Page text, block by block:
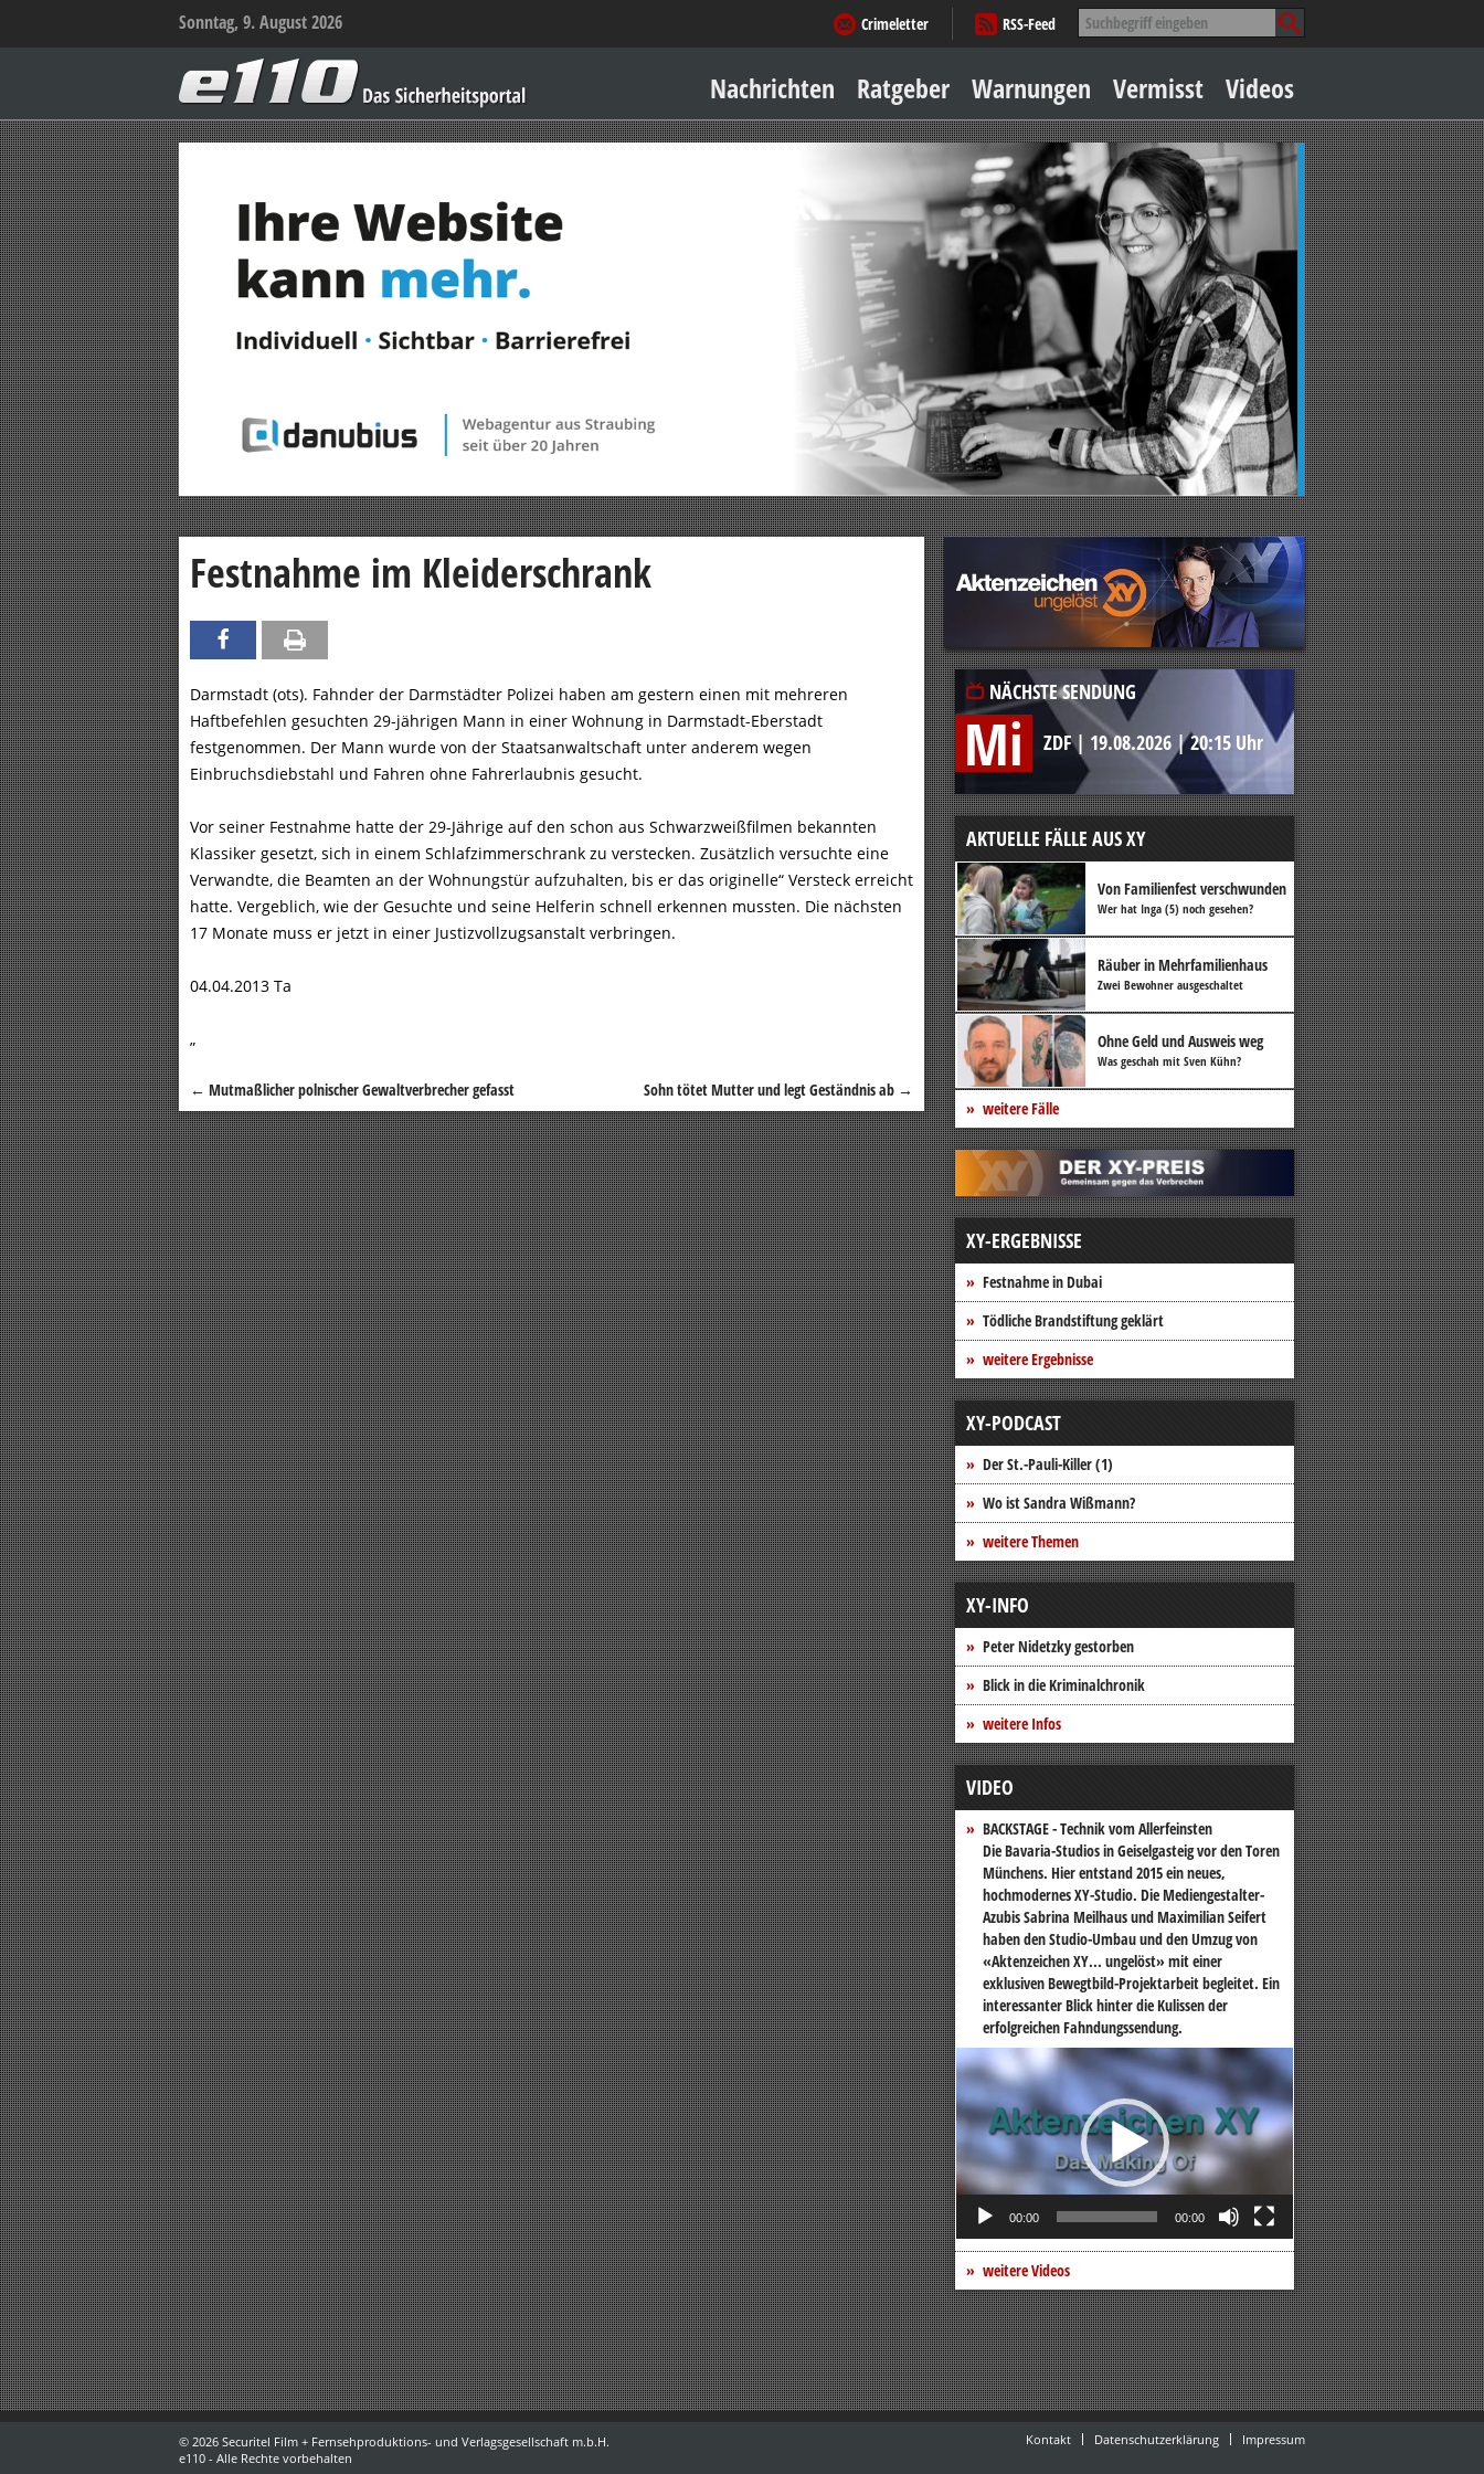
Sonntag, 9. August 2026 Suche
nach:
Crimeletter
RSS-Feed
–
Das
Sicherheitsportal
Inhalt
springen
Nachrichten Ratgeber
Sicher zu Hause
Geld & Einkauf
Amore & mehr
Mobiles Leben
Arbeitsleben
Warnungen Vermisst Videos
Festnahme im Kleiderschrank
Darmstadt (ots). Fahnder der Darmstädter Polizei haben am gestern einen mit mehreren
Haftbefehlen gesuchten 29-jährigen Mann in einer Wohnung in Darmstadt-Eberstadt
festgenommen. Der Mann wurde von der Staatsanwaltschaft unter anderem wegen
Einbruchsdiebstahl und Fahren ohne Fahrerlaubnis gesucht.
Vor seiner Festnahme hatte der 29-Jährige auf den schon aus Schwarzweißfilmen bekannten
Klassiker gesetzt, sich in einem Schlafzimmerschrank zu verstecken. Zusätzlich versuchte eine
Verwandte, die Beamten an der Wohnungstür aufzuhalten, bis er das originelle“ Versteck erreicht
hatte. Vergeblich, wie der Gesuchte und seine Helferin schnell erkennen mussten. Die nächsten
17 Monate muss er jetzt in einer Justizvollzugsanstalt verbringen.
04.04.2013 Ta
„
Beitragsnavigation
← Mutmaßlicher polnischer Gewaltverbrecher gefasst Sohn tötet Mutter und legt Geständnis ab →
NÄCHSTE SENDUNG
Mi ZDF| 19.08.2026 |20:15 Uhr
AKTUELLE FÄLLE AUS XY
Von Familienfest verschwunden
Wer hat Inga (5) noch gesehen?
Räuber in Mehrfamilienhaus
Zwei Bewohner ausgeschaltet
Ohne Geld und Ausweis weg
Was geschah mit Sven Kühn?
weitere Fälle
XY-ERGEBNISSE
Festnahme in Dubai
Tödliche Brandstiftung geklärt
weitere Ergebnisse
XY-PODCAST
Der St.-Pauli-Killer (1)
Wo ist Sandra Wißmann?
weitere Themen
XY-INFO
Peter Nidetzky gestorben
Blick in die Kriminalchronik
weitere Infos
VIDEO
BACKSTAGE - Technik vom Allerfeinsten
Die Bavaria-Studios in Geiselgasteig vor den Toren
Münchens. Hier entstand 2015 ein neues,
hochmodernes XY-Studio. Die Mediengestalter-
Azubis Sabrina Meilhaus und Maximilian Seifert
haben den Studio-Umbau und den Umzug von
«Aktenzeichen XY... ungelöst» mit einer
exklusiven Bewegtbild-Projektarbeit begleitet. Ein
interessanter Blick hinter die Kulissen der
erfolgreichen Fahndungssendung.
Video-
Player
00:00 00:00
weitere Videos
© 2026 Securitel Film + Fernsehproduktions- und Verlagsgesellschaft m.b.H.
e110 - Alle Rechte vorbehalten
Kontakt Datenschutzerklärung Impressum